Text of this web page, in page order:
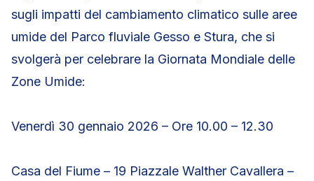
sugli impatti del cambiamento climatico sulle aree
umide del Parco fluviale Gesso e Stura, che si
svolgerà per celebrare la Giornata Mondiale delle
Zone Umide:
Venerdì 30 gennaio 2026 – Ore 10.00 – 12.30
Casa del Fiume – 19 Piazzale Walther Cavallera –